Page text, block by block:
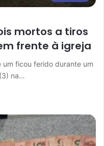
mortos a tiros
frente à igreja
um ficou ferido durante um
na…